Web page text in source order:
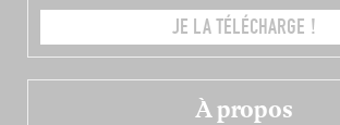
À propos
JE LA TÉLÉCHARGE !